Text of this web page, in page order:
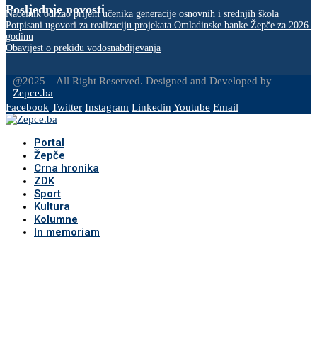
Posljednje novosti
Načelnik održao prijem učenika generacije osnovnih i srednjih škola
Potpisani ugovori za realizaciju projekata Omladinske banke Žepče za 2026.
godinu
Obavijest o prekidu vodosnabdijevanja
@2025 – All Right Reserved. Designed and Developed by
Zepce.ba
Facebook Twitter Instagram Linkedin Youtube Email
Portal
Žepče
Crna hronika
ZDK
Sport
Kultura
Kolumne
In memoriam